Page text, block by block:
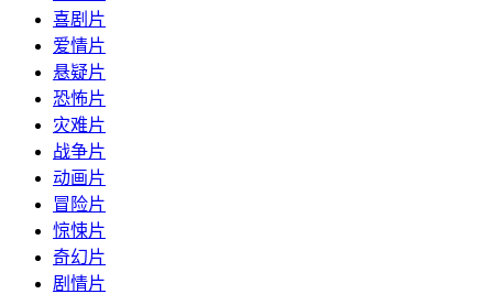
喜剧片
爱情片
悬疑片
恐怖片
灾难片
战争片
动画片
冒险片
惊悚片
奇幻片
剧情片